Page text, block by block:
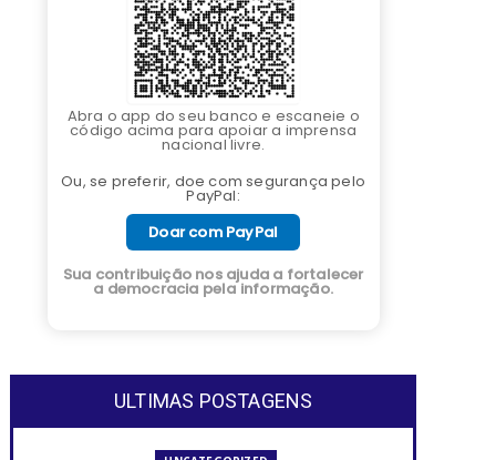
Abra o app do seu banco e escaneie o
código acima para apoiar a imprensa
nacional livre.
Ou, se preferir, doe com segurança pelo
PayPal:
Doar com PayPal
Sua contribuição nos ajuda a fortalecer
a democracia pela informação.
ULTIMAS POSTAGENS